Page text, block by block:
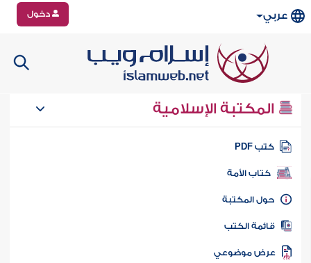
عربي دخول
المكتبة الإسلامية
كتب PDF
كتاب الأمة
المكتبة
الكتب